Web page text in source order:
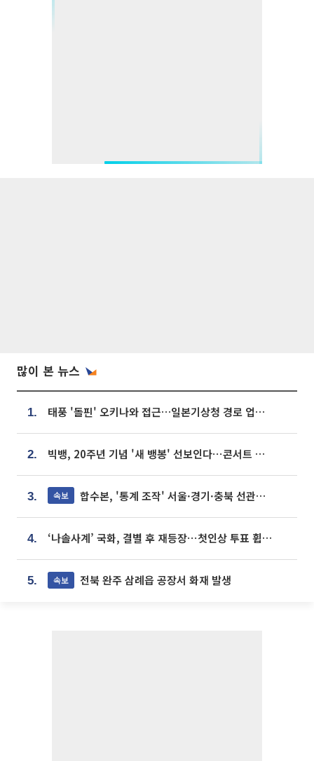
많이 본 뉴스
1. 태풍 '돌핀' 오키나와 접근…일본기상청 경로 업데이트
2. 빅뱅, 20주년 기념 '새 뱅봉' 선보인다⋯콘서트 앞두고 팝업 개최
3. 속보 합수본, '통계 조작' 서울·경기·충북 선관위 등 추가 압수수색
4. ‘나솔사계’ 국화, 결별 후 재등장⋯첫인상 투표 휩쓸고 ‘인기녀’ 등극
5. 속보 전북 완주 삼례읍 공장서 화재 발생